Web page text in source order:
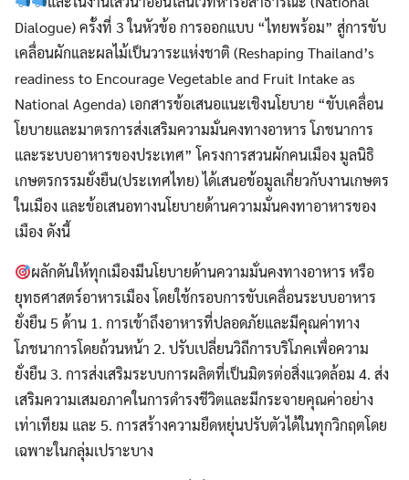
Dialogue) ครั้งที่ 3 ในหัวข้อ การออกแบบ “ไทยพร้อม” สู่การขับ
เคลื่อนผักและผลไม้เป็นวาระแห่งชาติ (Reshaping Thailand’s
readiness to Encourage Vegetable and Fruit Intake as
National Agenda) เอกสารข้อเสนอแนะเชิงนโยบาย “ขับเคลื่อน
โยบายและมาตรการส่งเสริมความมั่นคงทางอาหาร โภชนาการ
และระบบอาหารของประเทศ” โครงการสวนผักคนเมือง มูลนิธิ
เกษตรกรรมยั่งยืน(ประเทศไทย) ได้เสนอข้อมูลเกี่ยวกับงานเกษตร
ในเมือง และข้อเสนอทางนโยบายด้านความมั่นคงทาอาหารของ
เมือง ดังนี้
ผลักดันให้ทุกเมืองมีนโยบายด้านความมั่นคงทางอาหาร หรือ
ยุทธศาสตร์อาหารเมือง โดยใช้กรอบการขับเคลื่อนระบบอาหาร
ยั่งยืน 5 ด้าน 1. การเข้าถึงอาหารที่ปลอดภัยและมีคุณค่าทาง
โภชนาการโดยถ้วนหน้า 2. ปรับเปลี่ยนวิถีการบริโภคเพื่อความ
ยั่งยืน 3. การส่งเสริมระบบการผลิตที่เป็นมิตรต่อสิ่งแวดล้อม 4. ส่ง
เสริมความเสมอภาคในการดำรงชีวิตและมีกระจายคุณค่าอย่าง
เท่าเทียม และ 5. การสร้างความยืดหยุ่นปรับตัวได้ในทุกวิกฤตโดย
เฉพาะในกลุ่มเปราะบาง